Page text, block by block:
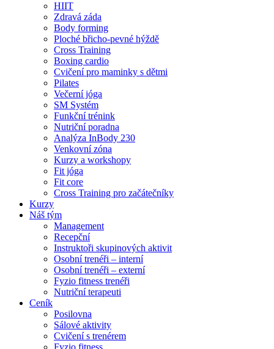
HIIT
Zdravá záda
Body forming
Ploché břicho-pevné hýždě
Cross Training
Boxing cardio
Cvičení pro maminky s dětmi
Pilates
Večerní jóga
SM Systém
Funkční trénink
Nutriční poradna
Analýza InBody 230
Venkovní zóna
Kurzy a workshopy
Fit jóga
Fit core
Cross Training pro začátečníky
Kurzy
Náš tým
Management
Recepční
Instruktoři skupinových aktivit
Osobní trenéři – interní
Osobní trenéři – externí
Fyzio fitness trenéři
Nutriční terapeuti
Ceník
Posilovna
Sálové aktivity
Cvičení s trenérem
Fyzio fitness